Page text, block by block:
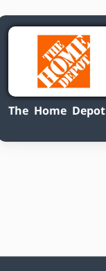
The Home Depot